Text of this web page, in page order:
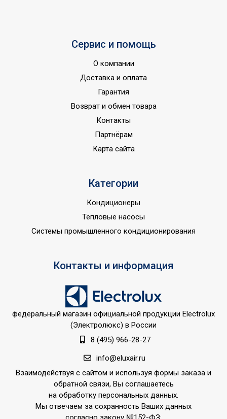
Россия
Сервис и помощь
О компании
Доставка и оплата
Гарантия
Возврат и обмен товара
Контакты
Партнёрам
Карта сайта
Категории
Кондиционеры
Тепловые насосы
Системы промышленного кондиционирования
Контакты и информация
федеральный магазин официальной продукции Electrolux
(Электролюкс) в России
8 (495) 966-28-27
info@eluxair.ru
Взаимодействуя с сайтом и используя формы заказа и
обратной связи, Вы соглашаетесь
на обработку персональных данных.
Мы отвечаем за сохранность Ваших данных